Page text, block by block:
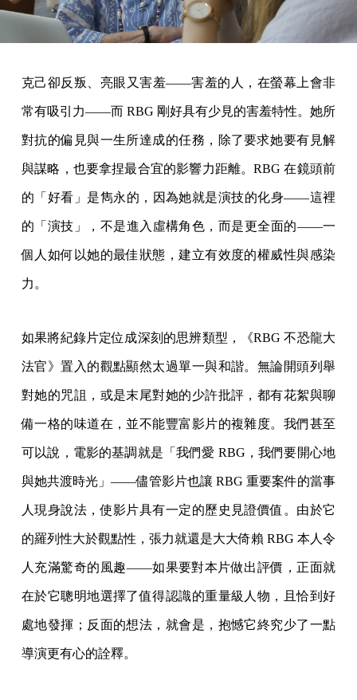
克己卻反叛、亮眼又害羞——害羞的人，在螢幕上會非
常有吸引力——而 RBG 剛好具有少見的害羞特性。她所
對抗的偏見與一生所達成的任務，除了要求她要有見解
與謀略，也要拿捏最合宜的影響力距離。RBG 在鏡頭前
的「好看」是雋永的，因為她就是演技的化身——這裡
的「演技」，不是進入虛構角色，而是更全面的——一
個人如何以她的最佳狀態，建立有效度的權威性與感染
力。
如果將紀錄片定位成深刻的思辨類型，《RBG 不恐龍大
法官》置入的觀點顯然太過單一與和諧。無論開頭列舉
對她的咒詛，或是末尾對她的少許批評，都有花絮與聊
備一格的味道在，並不能豐富影片的複雜度。我們甚至
可以說，電影的基調就是「我們愛 RBG，我們要開心地
與她共渡時光」——儘管影片也讓 RBG 重要案件的當事
人現身說法，使影片具有一定的歷史見證價值。由於它
的羅列性大於觀點性，張力就還是大大倚賴 RBG 本人令
人充滿驚奇的風趣——如果要對本片做出評價，正面就
在於它聰明地選擇了值得認識的重量級人物，且恰到好
處地發揮；反面的想法，就會是，抱憾它終究少了一點
導演更有心的詮釋。